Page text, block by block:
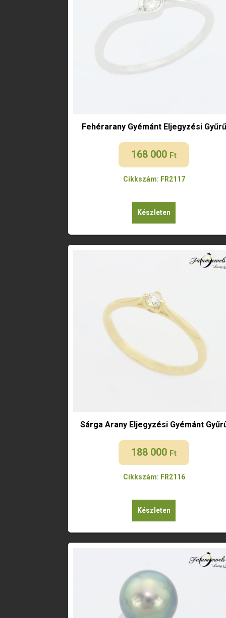
Fehérarany Gyémánt Eljegyzési Gyűrű
168 000 Ft
Cikkszám: FR2117
Készleten
Sárga Arany Eljegyzési Gyémánt
188 000 Ft
Cikkszám: FR2116
Készleten